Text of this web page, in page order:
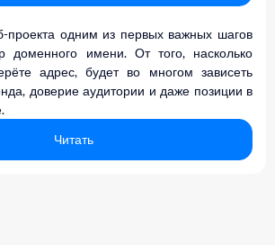
проекта одним из первых важных шагов
доменного имени. От того, насколько
адрес, будет во многом зависеть
доверие аудитории и даже позиции в
Читать